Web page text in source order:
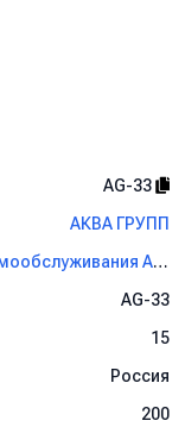
литров в минуту -
AG-33
АКВА ГРУПП
Оборудование для мойки самообслуживания АКВА ГРУПП
AG-33
15
Россия
200